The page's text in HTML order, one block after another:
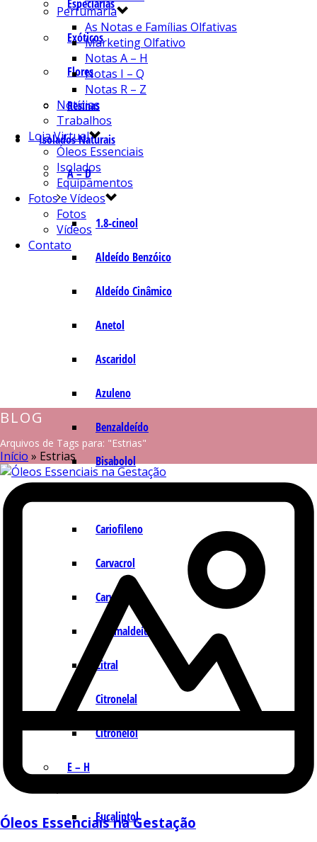
Especiarias
Exóticos
Flores
Resinas
Isolados Naturais
A – D
1.8-cineol
Aldeído Benzóico
Aldeído Cinâmico
Anetol
Ascaridol
Azuleno
Benzaldeído
Bisabolol
Cariofileno
Carvacrol
Carvona
Cinamaldeído
Citral
Citronelal
Citronelol
E – H
Eucaliptol
Perfumaria
As Notas e Famílias Olfativas
Marketing Olfativo
Notas A – H
Notas I – Q
Notas R – Z
Notícias
Trabalhos
Loja Virtual
Óleos Essenciais
Isolados
Equipamentos
Fotos e Vídeos
Fotos
Vídeos
Contato
BLOG
Arquivos de Tags para: "Estrias"
Início » Estrias
Óleos Essenciais na Gestação